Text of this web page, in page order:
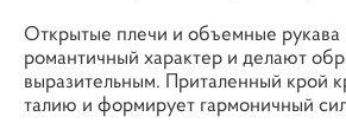
Открытые плечи и объемные
романтичный характер и делают
выразительным. Приталенный крой
талию и формирует гармоничный